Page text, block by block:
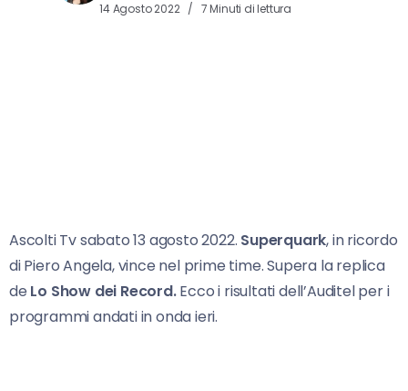
14 Agosto 2022 7 Minuti di lettura
Ascolti Tv sabato 13 agosto 2022. Superquark, in ricordo
di Piero Angela, vince nel prime time. Supera la replica
de Lo Show dei Record.Ecco i risultati dell’Auditel per i
programmi andati in onda ieri.